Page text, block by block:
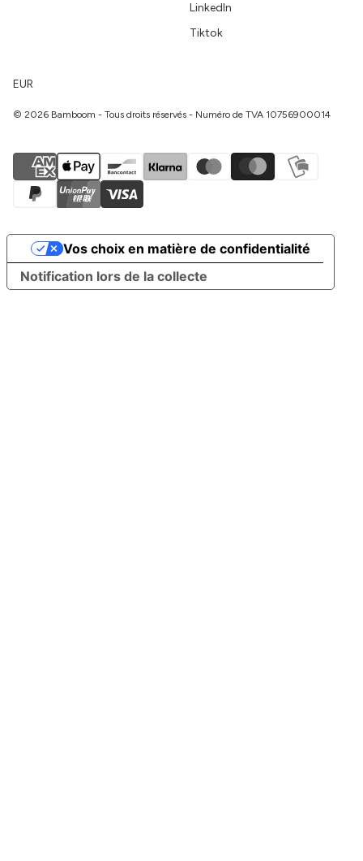
LinkedIn
Tiktok
EUR
© 2026 Bamboom - Tous droits réservés - Numéro de TVA 10756900014
Notification lors de la collecte
Vos choix en matière de confidentialité